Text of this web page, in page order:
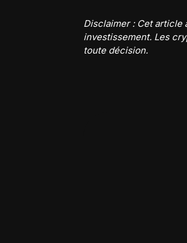
Disclaimer : Cet article
investissement. Les
toute décision.